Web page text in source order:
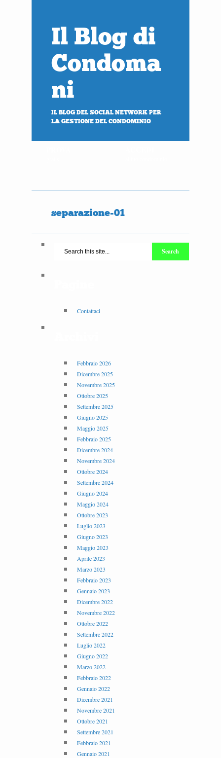
Il Blog di
Condoma
ni
IL BLOG DEL SOCIAL NETWORK PER
LA GESTIONE DEL CONDOMINIO
separazione-01
Contattaci
Febbraio 2026
Dicembre 2025
Novembre 2025
Ottobre 2025
Settembre 2025
Giugno 2025
Maggio 2025
Febbraio 2025
Dicembre 2024
Novembre 2024
Ottobre 2024
Settembre 2024
Giugno 2024
Maggio 2024
Ottobre 2023
Luglio 2023
Giugno 2023
Maggio 2023
Aprile 2023
Marzo 2023
Febbraio 2023
Gennaio 2023
Dicembre 2022
Novembre 2022
Ottobre 2022
Settembre 2022
Luglio 2022
Giugno 2022
Marzo 2022
Febbraio 2022
Gennaio 2022
Dicembre 2021
Novembre 2021
Ottobre 2021
Settembre 2021
Febbraio 2021
Gennaio 2021